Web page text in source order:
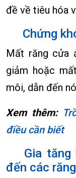
đề về tiêu hóa
Chứng
Mất răng cửa
giảm hoặc
môi, dẫn đến
Xem thêm:
điều cần biết
Gia
đến các